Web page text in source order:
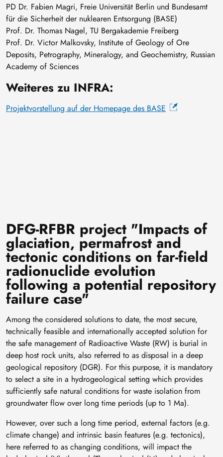
PD Dr. Fabien Magri, Freie Universität Berlin und Bundesamt
für die Sicherheit der nuklearen Entsorgung (BASE)
Prof. Dr. Thomas Nagel, TU Bergakademie Freiberg
Prof. Dr. Victor Malkovsky, Institute of Geology of Ore
Deposits, Petrography, Mineralogy, and Geochemistry, Russian
Academy of Sciences
Weiteres zu INFRA:
Projektvorstellung auf der Homepage des BASE
DFG-RFBR project "Impacts of
glaciation, permafrost and
tectonic conditions on far-field
radionuclide evolution
following a potential repository
failure case"
Among the considered solutions to date, the most secure,
technically feasible and internationally accepted solution for
the safe management of Radioactive Waste (RW) is burial in
deep host rock units, also referred to as disposal in a deep
geological repository (DGR). For this purpose, it is mandatory
to select a site in a hydrogeological setting which provides
sufficiently safe natural conditions for waste isolation from
groundwater flow over long time periods (up to 1 Ma).
However, over such a long time period, external factors (e.g.
climate change) and intrinsic basin features (e.g. tectonics),
here referred to as changing conditions, will impact the